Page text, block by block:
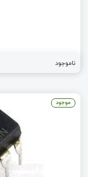
ناموجود
موجود